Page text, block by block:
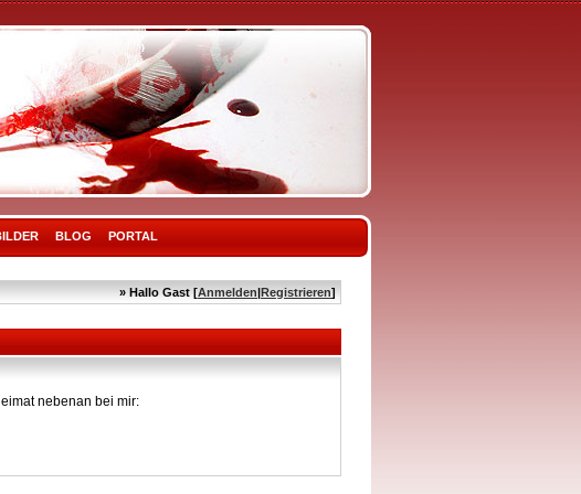
BLOG PORTAL
» Hallo Gast [Anmelden|Registrieren]
nebenan bei mir: